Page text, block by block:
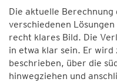
Die aktuelle
verschiedenen
recht klares Bild. Die
in etwa klar sein. Er
beschrieben, über die
hinwegziehen und